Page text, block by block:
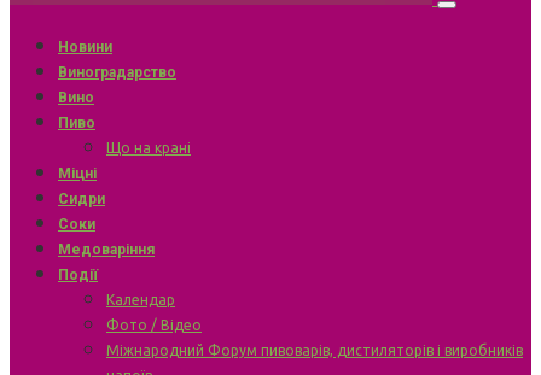
Новини
Виноградарство
Вино
Пиво
Що на крані
Міцні
Сидри
Соки
Медоваріння
Події
Календар
Фото / Відео
Міжнародний Форум пивоварів, дистиляторів і виробників